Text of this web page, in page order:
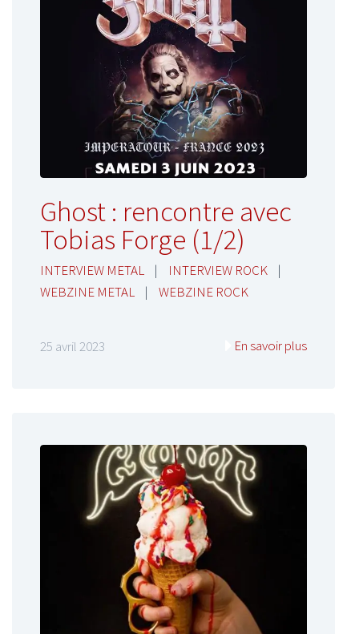
Ghost : rencontre avec
Tobias Forge (1/2)
INTERVIEW METAL | INTERVIEW ROCK
|
WEBZINE METAL
| WEBZINE ROCK
25 avril 2023 En savoir plus